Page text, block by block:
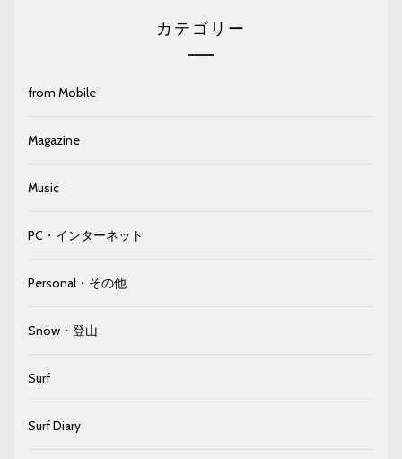
カテゴリー
from Mobile
Magazine
Music
PC・インターネット
Personal・その他
Snow・登山
Surf
Surf Diary